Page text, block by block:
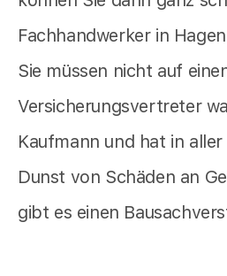
Fachhandwerker in
Sie müssen nicht auf
Versicherungsvertreter
Kaufmann und hat in aller
Dunst von Schäden an
gibt es einen